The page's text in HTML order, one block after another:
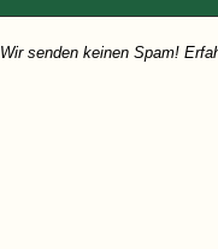
Wir senden keinen Spam!